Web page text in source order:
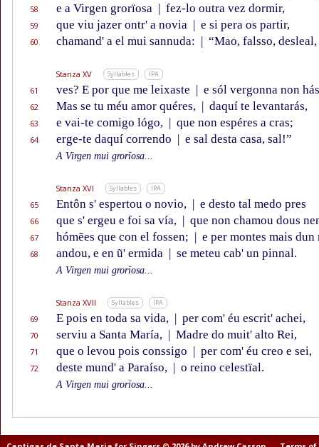
58 e a Virgen grorïosa | fez-lo outra vez dormir,
59 que viu jazer ontr' a novia | e si pera os partir,
60 chamand' a el mui sannuda: | “Mao, falsso, desleal,
Stanza XV Syllables IPA
61 ves? E por que me leixaste | e sól vergonna non
62 Mas se tu méu amor quéres, | daquí te levantarás,
63 e vai-te comigo lógo, | que non espéres a cras;
64 erge-te daquí correndo | e sal desta casa, sal!”
A Virgen mui grorïosa...
Stanza XVI Syllables IPA
65 Entôn s' espertou o novio, | e desto tal medo pres
66 que s' ergeu e foi sa vía, | que non chamou dous
67 hómẽes que con el fossen; | e per montes mais dun
68 andou, e en ũ' ermida | se meteu cab' un pinnal.
A Virgen mui grorïosa...
Stanza XVII Syllables IPA
69 E pois en toda sa vida, | per com' éu escrit' achei,
70 serviu a Santa María, | Madre do muit' alto Rei,
71 que o levou pois conssigo | per com' éu creo e sei,
72 deste mund' a Paraíso, | o reino celestïal.
A Virgen mui grorïosa...